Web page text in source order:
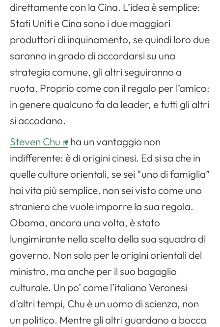
direttamente con la Cina. L’idea è semplice:
Stati Uniti e Cina sono i due maggiori
produttori di inquinamento, se quindi loro due
saranno in grado di accordarsi su una
strategia comune, gli altri seguiranno a
ruota. Proprio come con il regalo per l’amico:
in genere qualcuno fa da leader, e tutti gli altri
si accodano.
Steven Chu
ha un vantaggio non
indifferente: è di origini cinesi. Ed si sa che in
quelle culture orientali, se sei “uno di famiglia”
hai vita più semplice, non sei visto come uno
straniero che vuole imporre la sua regola.
Obama, ancora una volta, è stato
lungimirante nella scelta della sua squadra di
governo. Non solo per le origini orientali del
ministro, ma anche per il suo bagaglio
culturale. Un po’ come l’italiano Veronesi
d’altri tempi, Chu è un uomo di scienza, non
un politico. Mentre gli altri guardano a bocca